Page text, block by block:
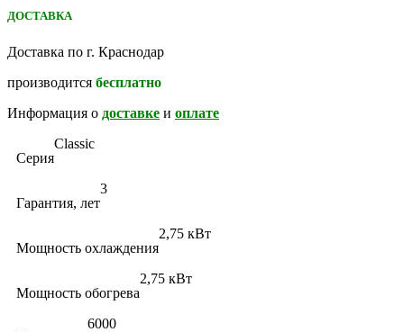
ДОСТАВКА
Доставка по г. Краснодар
производится бесплатно
Информация о доставке и оплате
Серия
Classic
Гарантия, лет
3
Мощность охлаждения
2,75 кВт
Мощность обогрева
2,75 кВт
6000